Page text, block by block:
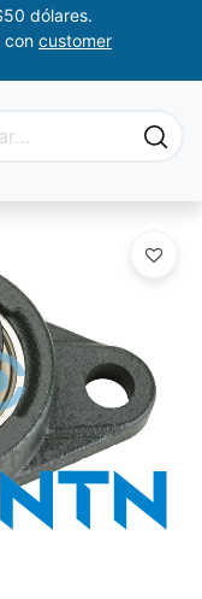
dólares.
con customer